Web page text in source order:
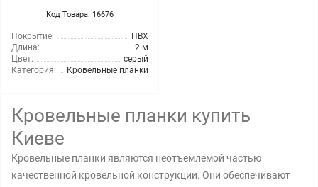
Код Товара: 16676
Покрытие:
ПВХ
Длина:
2 м
Цвет:
серый
Категория:
Кровельные планки
Кровельные планки купить
Киеве
Кровельные планки являются неотъемлемой частью
качественной кровельной конструкции. Они обеспечивают